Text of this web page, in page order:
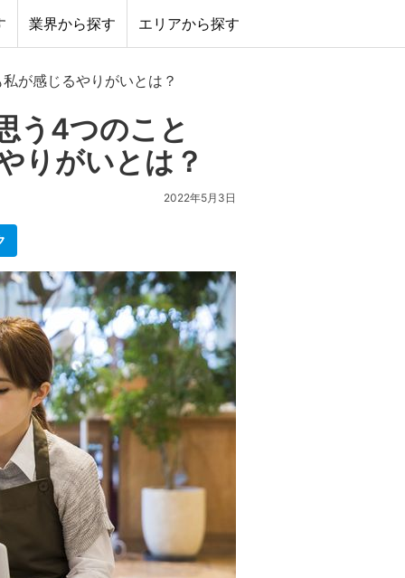
業界から探す エリアから探す
が感じるやりがいとは？
う4つのこと
りがいとは？
2022年5月3日